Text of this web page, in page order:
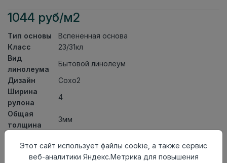
1044 руб/м2
Тип основы
Вспененная основа
Класс
23/31кл
Вид
линолеума
Бытовой линолеум
Дизайн
Сохо2
Ширина
рулона
4
Общая
толщина
3мм
защитного
0,25мм
Этот сайт использует файлы cookie, а также сервис
веб-аналитики Яндекс.Метрика для повышения